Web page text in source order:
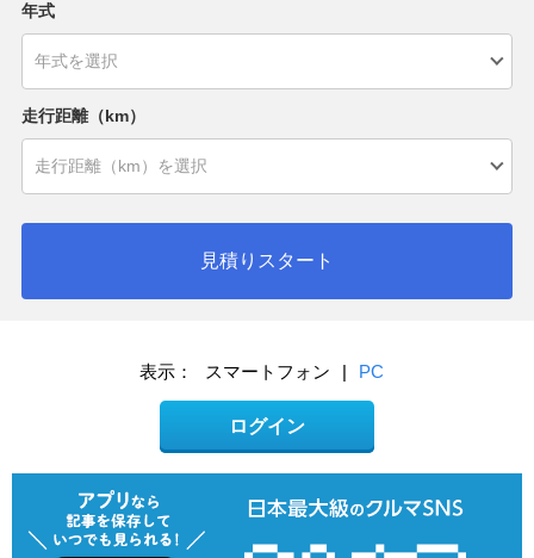
年式
走行距離（km）
見積りスタート
表示： スマートフォン | PC
ログイン